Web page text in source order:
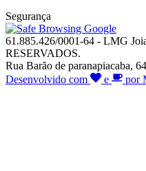
Segurança
61.885.426/0001-64 - LMG
RESERVADOS.
Rua Barão de paranapiacaba,
Desenvolvido com
e por